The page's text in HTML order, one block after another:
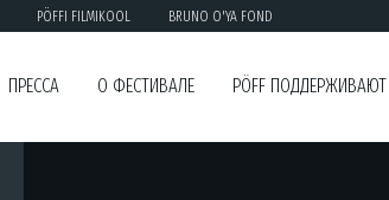
PÖFFI FILMIKOOL BRUNO O'YA FOND
ПРЕССА О ФЕСТИВАЛЕ PÖFF ПОДДЕРЖИВАЮТ